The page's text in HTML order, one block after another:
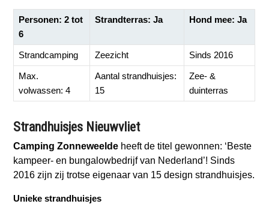
Personen: 2 tot
6
Strandterras: Ja Hond mee: Ja
Strandcamping Zeezicht Sinds 2016
Max.
volwassen: 4
Aantal strandhuisjes:
15
Zee- &
duinterras
Strandhuisjes Nieuwvliet
Camping Zonneweelde heeft de titel gewonnen: ‘Beste
kampeer- en bungalowbedrijf van Nederland’! Sinds
2016 zijn zij trotse eigenaar van 15 design strandhuisjes.
Unieke strandhuisjes